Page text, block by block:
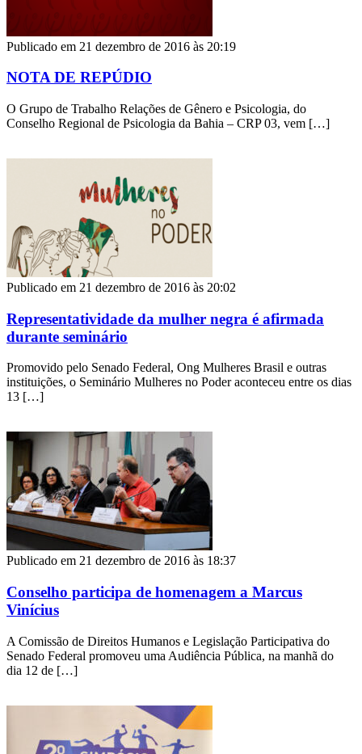
Publicado em 21 dezembro de 2016 às 20:19
NOTA DE REPÚDIO
O Grupo de Trabalho Relações de Gênero e Psicologia, do
Conselho Regional de Psicologia da Bahia – CRP 03, vem […]
Publicado em 21 dezembro de 2016 às 20:02
Representatividade da mulher negra é afirmada
durante seminário
Promovido pelo Senado Federal, Ong Mulheres Brasil e outras
instituições, o Seminário Mulheres no Poder aconteceu entre os dias
13 […]
Publicado em 21 dezembro de 2016 às 18:37
Conselho participa de homenagem a Marcus
Vinícius
A Comissão de Direitos Humanos e Legislação Participativa do
Senado Federal promoveu uma Audiência Pública, na manhã do
dia 12 de […]